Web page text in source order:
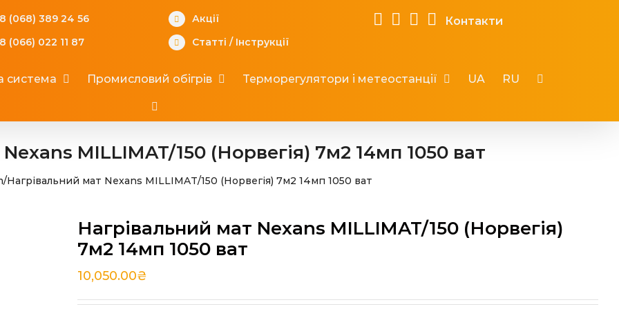
(068) 389 24 56
(066) 022 11 87
Акції
Статті / Інструкції
Контакти
система Промисловий обігрів Терморегулятори і метеостанції UA RU
MILLIMAT/150 (Норвегія) 7м2 14мп 1050 ват
/Нагрівальний мат Nexans MILLIMAT/150 (Норвегія) 7м2 14мп 1050 ват
Нагрівальний мат Nexans MILLIMAT/150 (Норвегія)
7м2 14мп 1050 ват
10,050.00₴